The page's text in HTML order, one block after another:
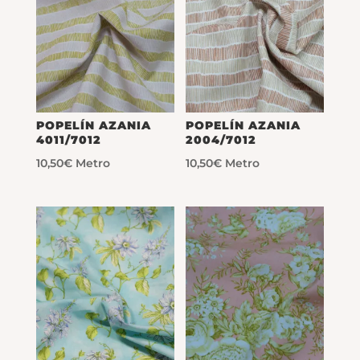
POPELÍN AZANIA
4011/7012
10,50€ Metro
POPELÍN AZANIA
2004/7012
10,50€ Metro